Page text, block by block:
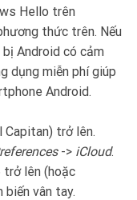
Hello trên
thức trên. Nếu
Android có cảm
dụng miễn phí giúp
Android.
Capitan) trở lên.
-> iCloud.
trở lên (hoặc
vân tay.